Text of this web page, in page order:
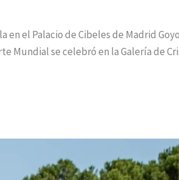
el Palacio de Cibeles de Madrid
Mundial se celebró en la Galería de